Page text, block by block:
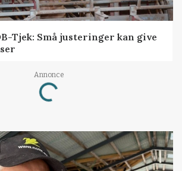
Tjek: Små justeringer kan give
Annonce
Loading...